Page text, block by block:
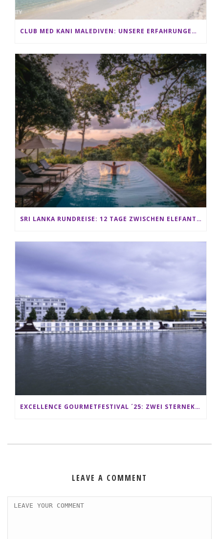
CLUB MED KANI MALEDIVEN: UNSERE ERFAHRUNGEN IM ALL-INCLUSIVE PARADIES
SRI LANKA RUNDREISE: 12 TAGE ZWISCHEN ELEFANTEN, TEEPLANTAGEN & STRAND ALS FAMILIE
EXCELLENCE GOURMETFESTIVAL ´25: ZWEI STERNEKÖCHE ANTONIO GUIDA & DARIO MORESCO VERWÖHNEN IHRE GÄSTE AUF EINER LUXERIÖSEN SCHIFFSREISE
LEAVE A COMMENT